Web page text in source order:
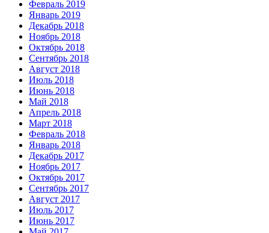
Февраль 2019
Январь 2019
Декабрь 2018
Ноябрь 2018
Октябрь 2018
Сентябрь 2018
Август 2018
Июль 2018
Июнь 2018
Май 2018
Апрель 2018
Март 2018
Февраль 2018
Январь 2018
Декабрь 2017
Ноябрь 2017
Октябрь 2017
Сентябрь 2017
Август 2017
Июль 2017
Июнь 2017